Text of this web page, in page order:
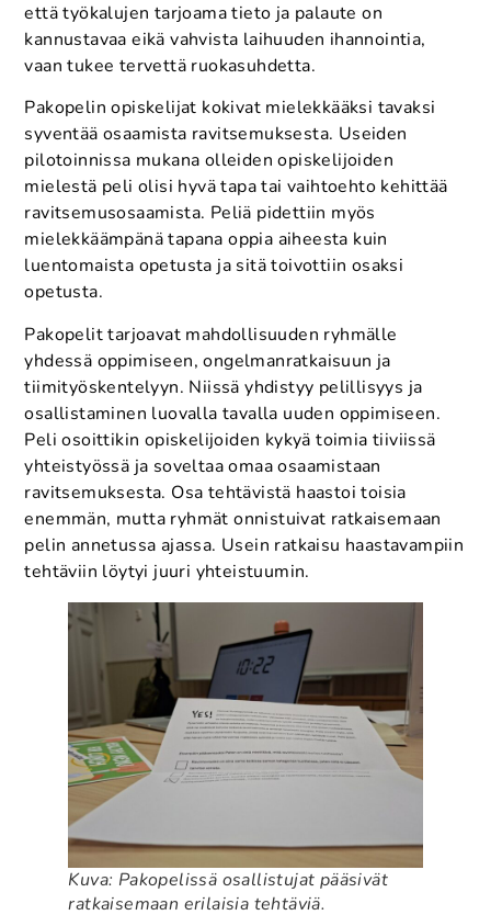
että työkalujen tarjoama tieto ja palaute on
kannustavaa eikä vahvista laihuuden ihannointia,
vaan tukee tervettä ruokasuhdetta.
Pakopelin opiskelijat kokivat mielekkääksi tavaksi
syventää osaamista ravitsemuksesta. Useiden
pilotoinnissa mukana olleiden opiskelijoiden
mielestä peli olisi hyvä tapa tai vaihtoehto kehittää
ravitsemusosaamista. Peliä pidettiin myös
mielekkäämpänä tapana oppia aiheesta kuin
luentomaista opetusta ja sitä toivottiin osaksi
opetusta.
Pakopelit tarjoavat mahdollisuuden ryhmälle
yhdessä oppimiseen, ongelmanratkaisuun ja
tiimityöskentelyyn. Niissä yhdistyy pelillisyys ja
osallistaminen luovalla tavalla uuden oppimiseen.
Peli osoittikin opiskelijoiden kykyä toimia tiiviissä
yhteistyössä ja soveltaa omaa osaamistaan
ravitsemuksesta. Osa tehtävistä haastoi toisia
enemmän, mutta ryhmät onnistuivat ratkaisemaan
pelin annetussa ajassa. Usein ratkaisu haastavampiin
tehtäviin löytyi juuri yhteistuumin.
Kuva: Pakopelissä osallistujat pääsivät
ratkaisemaan erilaisia tehtäviä.